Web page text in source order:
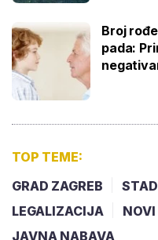
Broj
pada:
TOP TEME:
GRAD ZAGREB
LEGALIZACIJA
NOVI
JAVNA NABAVA